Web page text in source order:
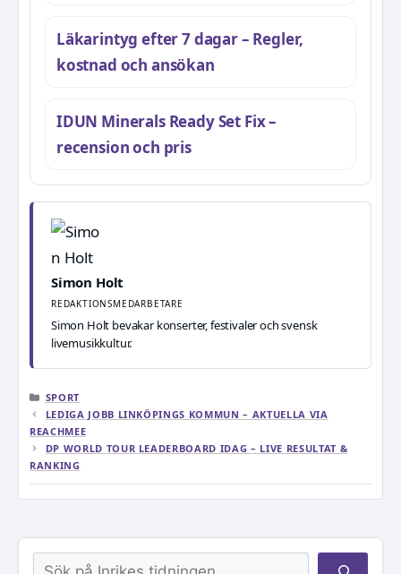
Läkarintyg efter 7 dagar – Regler,
kostnad och ansökan
IDUN Minerals Ready Set Fix –
recension och pris
Simon Holt
REDAKTIONSMEDARBETARE
Simon Holt bevakar konserter, festivaler och svensk
livemusikkultur.
KATEGORIER
SPORT
LEDIGA JOBB LINKÖPINGS KOMMUN – AKTUELLA VIA
REACHMEE
DP WORLD TOUR LEADERBOARD IDAG – LIVE RESULTAT &
RANKING
Sök